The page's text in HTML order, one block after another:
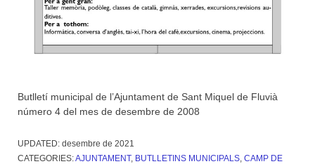
Butlletí municipal de l’Ajuntament de Sant Miquel de Fluvià
número 4 del mes de desembre de 2008
UPDATED: desembre de 2021
CATEGORIES:AJUNTAMENT, BUTLLETINS MUNICIPALS CAMP DE